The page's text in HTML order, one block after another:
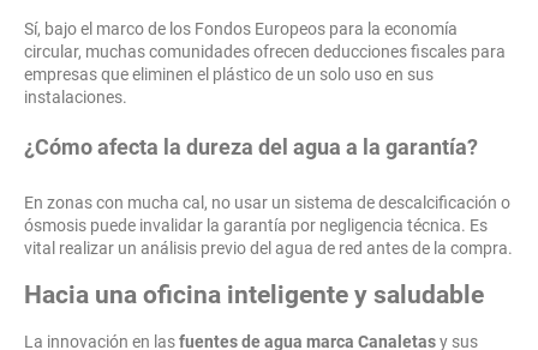
Sí, bajo el marco de los Fondos Europeos para la economía
circular, muchas comunidades ofrecen deducciones fiscales para
empresas que eliminen el plástico de un solo uso en sus
instalaciones.
¿Cómo afecta la dureza del agua a la garantía?
En zonas con mucha cal, no usar un sistema de descalcificación o
ósmosis puede invalidar la garantía por negligencia técnica. Es
vital realizar un análisis previo del agua de red antes de la compra.
Hacia una oficina inteligente y saludable
La innovación en lasfuentes de agua marca Canaletasy sus